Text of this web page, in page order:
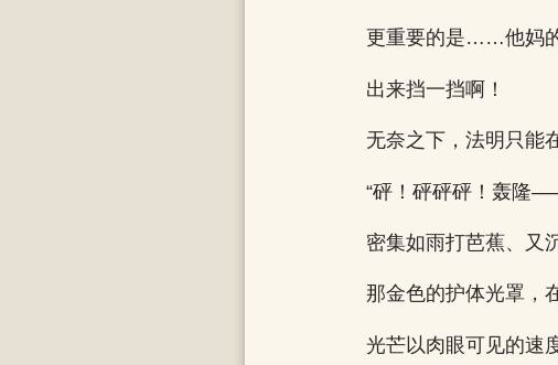
更重要的是……他妈
出来挡一挡啊！
无奈之下，法明只能
“砰！砰砰砰！轰隆
密集如雨打芭蕉、又
那金色的护体光罩，
光芒以肉眼可见的速